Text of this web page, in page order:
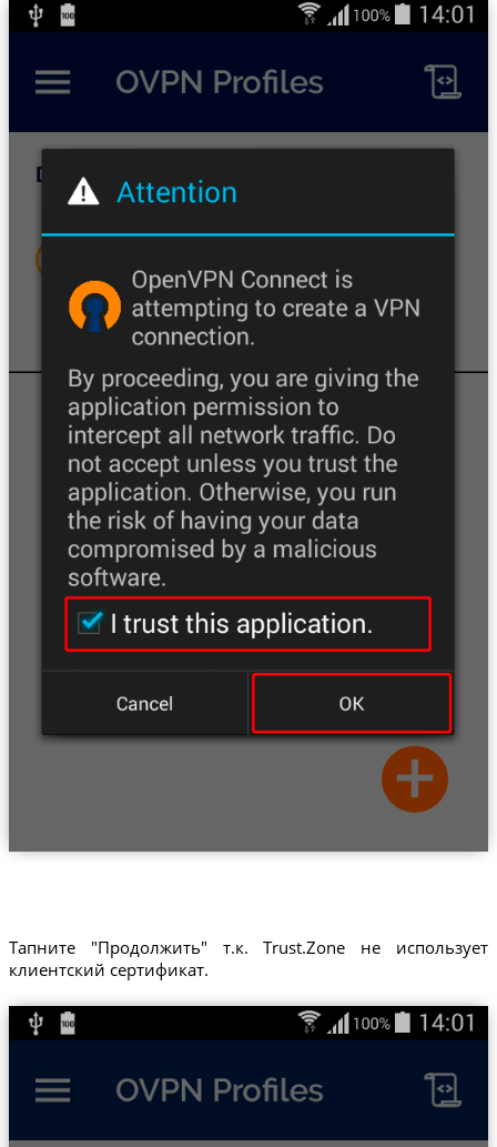
Тапните "Продолжить" т.к. Trust.Zone не использует
клиентский сертификат.